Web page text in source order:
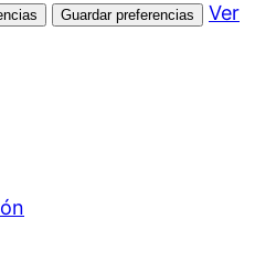
Guardar preferencias
Ver